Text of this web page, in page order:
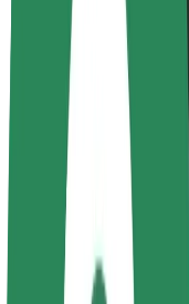
Διανομείς
Απολαβές
Bolt
Στόλοι
Franchises
Θέσεις
Σχετικά με